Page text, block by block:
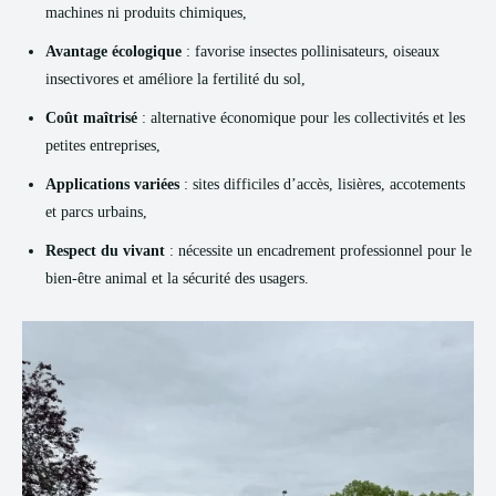
machines ni produits chimiques,
Avantage écologique : favorise insectes pollinisateurs, oiseaux
insectivores et améliore la fertilité du sol,
Coût maîtrisé : alternative économique pour les collectivités et les
petites entreprises,
Applications variées : sites difficiles d’accès, lisières, accotements
et parcs urbains,
Respect du vivant : nécessite un encadrement professionnel pour le
bien‑être animal et la sécurité des usagers.